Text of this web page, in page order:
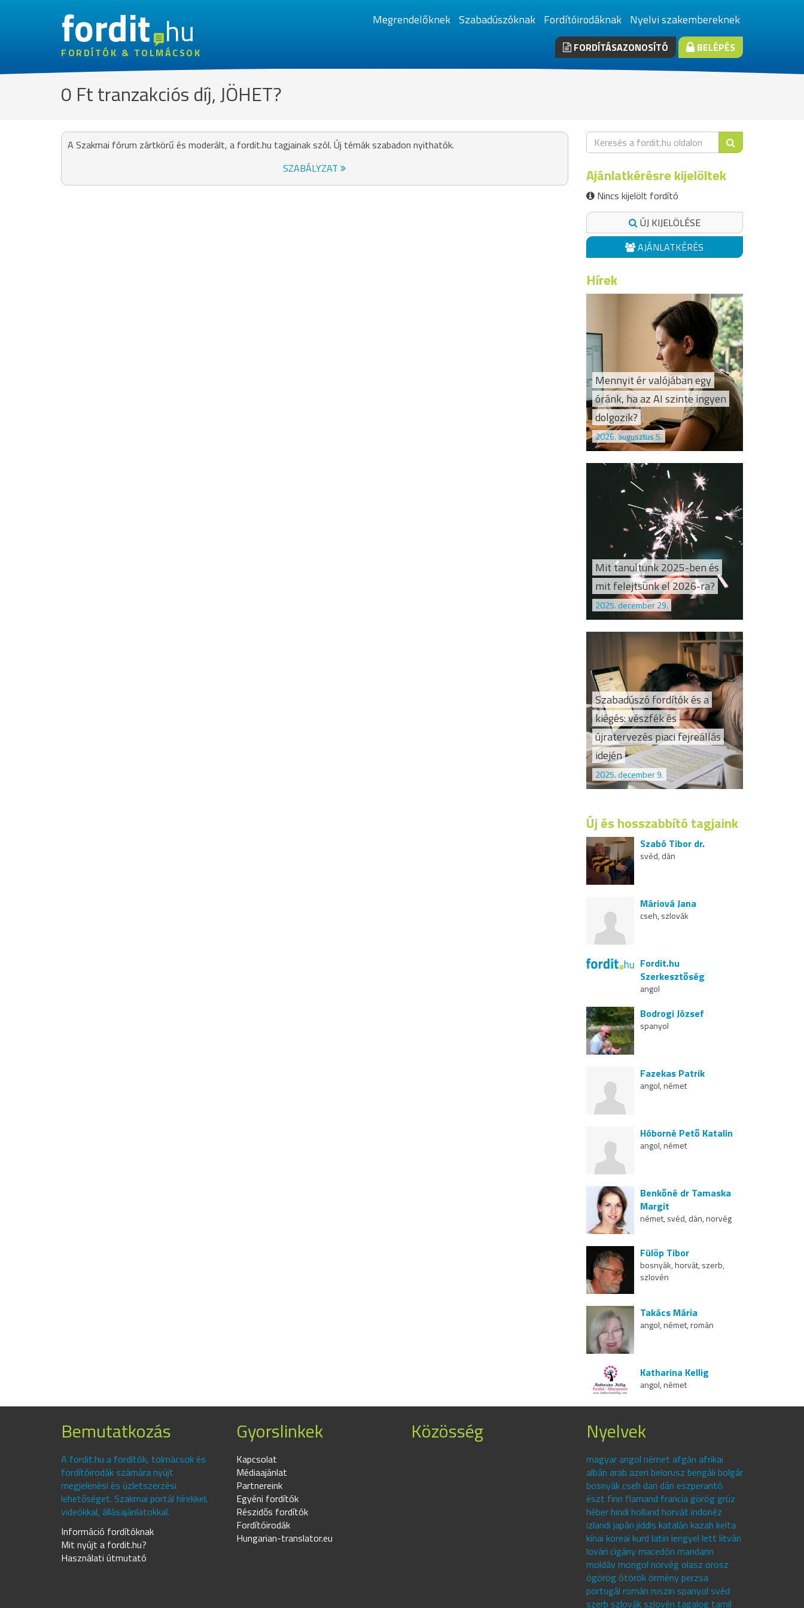
fordithu
FORDÍTÓK & TOLMÁCSOK
Megrendelőknek Szabadúszóknak Fordítóirodáknak Nyelvi szakembereknek
FORDÍTÁSAZONOSÍTÓ BELÉPÉS
0 Ft tranzakciós díj, JÖHET?
A Szakmai fórum zártkörű és moderált, a fordit.hu tagjainak szól. Új témák szabadon nyithatók.
SZABÁLYZAT
Ajánlatkérésre kijelöltek
Nincs kijelölt fordító
ÚJ KIJELÖLÉSE
AJÁNLATKÉRÉS
Hírek
Mennyit ér valójában egy
óránk, ha az AI szinte ingyen
dolgozik?
2026. augusztus 5.
Mit tanultunk 2025-ben és
mit felejtsünk el 2026-ra?
2025. december 29.
Szabadúszó fordítók és a
kiégés: vészfék és
újratervezés piaci fejreállás
idején
2025. december 9.
Új és hosszabbító tagjaink
Szabó Tibor dr.
svéd, dán
Máriová Jana
cseh, szlovák
Fordit.hu
Szerkesztőség
angol
Bodrogi József
spanyol
Fazekas Patrik
angol, német
Hóborné Pető Katalin
angol, német
Benkőné dr Tamaska
Margit
német, svéd, dán, norvég
Fülöp Tibor
bosnyák, horvát, szerb,
szlovén
Takács Mária
angol, német, román
Katharina Kellig
angol, német
Bemutatkozás
A fordit.hu a fordítók, tolmácsok és
fordítóirodák számára nyújt
megjelenési és üzletszerzési
lehetőséget. Szakmai portál hírekkel,
videókkal, állásajánlatokkal.
Információ fordítóknak
Mit nyújt a fordit.hu?
Használati útmutató
Gyorslinkek
Kapcsolat
Médiaajánlat
Partnereink
Egyéni fordítók
Részidős fordítók
Fordítóirodák
Hungarian-translator.eu
Közösség Nyelvek
magyar angol német afgán afrikai
albán arab azeri belorusz bengáli bolgár
bosnyák cseh dari dán eszperantó
észt finn flamand francia görög grúz
héber hindi holland horvát indonéz
izlandi japán jiddis katalán kazah kelta
kínai koreai kurd latin lengyel lett litván
lovári cigány macedón mandarin
moldáv mongol norvég olasz orosz
ógörög ótörök örmény perzsa
portugál román ruszin spanyol svéd
szerb szlovák szlovén tagalog tamil